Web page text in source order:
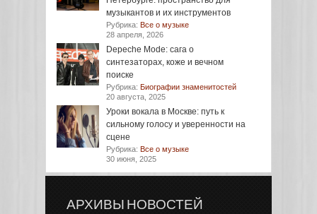
музыкантов и их инструментов
Рубрика: Все о музыке
28 апреля, 2026
Depeche Mode: сага о
синтезаторах, коже и вечном
поиске
Рубрика: Биографии знаменитостей
20 августа, 2025
Уроки вокала в Москве: путь к
сильному голосу и уверенности на
сцене
Рубрика: Все о музыке
30 июня, 2025
АРХИВЫ НОВОСТЕЙ